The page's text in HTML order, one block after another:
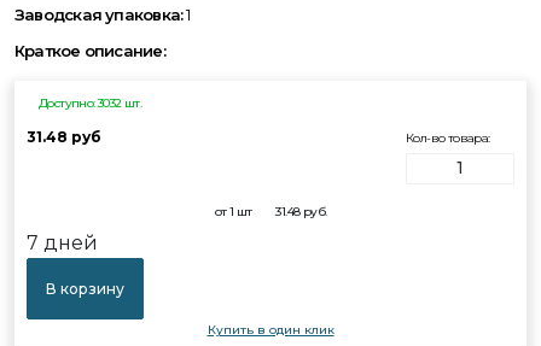
Заводская упаковка:1
Краткое описание:
Доступно: 3032 шт.
31.48 руб Кол-во товара:
от 1 шт 31.48руб.
7 дней
В корзину
Купить в один клик